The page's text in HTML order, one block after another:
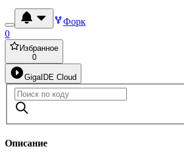
Форк
0
Избранное
0
GigaIDE Cloud
Описание